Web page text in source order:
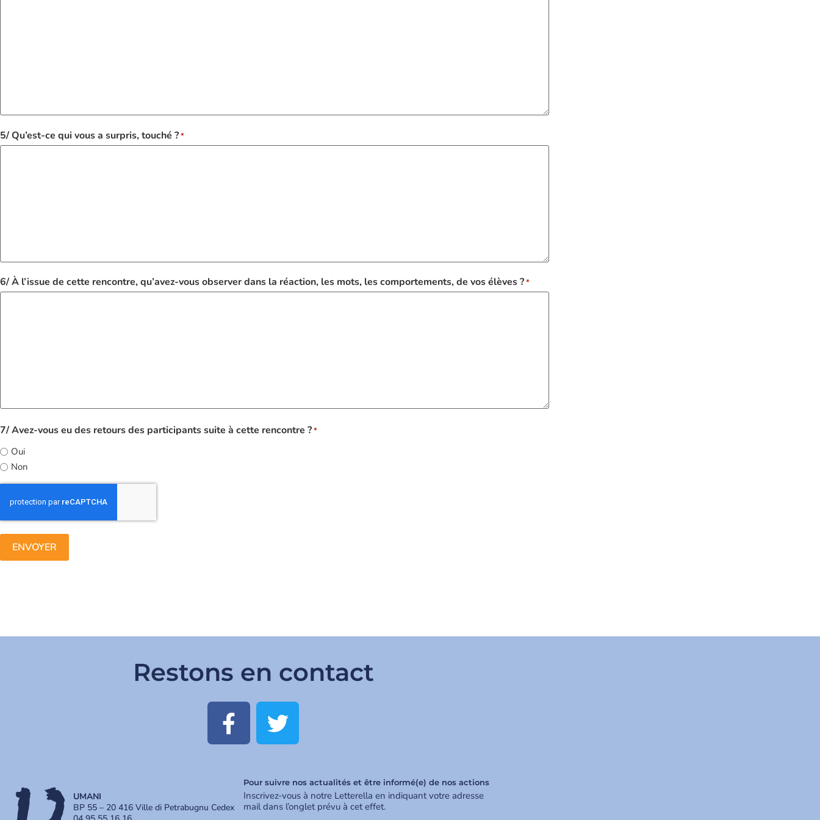
5/ Qu’est-ce qui vous a surpris, touché ?*
6/ À l’issue de cette rencontre, qu’avez-vous observer dans la réaction, les mots, les comportements, de vos élèves ?*
7/ Avez-vous eu des retours des participants suite à cette rencontre ?*
Oui
Non
CAPTCHA
Restons en contact
UMANI
BP 55 – 20 416 Ville di Petrabugnu Cedex
Pour suivre nos actualités et être informé(e) de nos actions
Inscrivez-vous à notre Letterella en indiquant votre adresse
mail dans l’onglet prévu à cet effet.